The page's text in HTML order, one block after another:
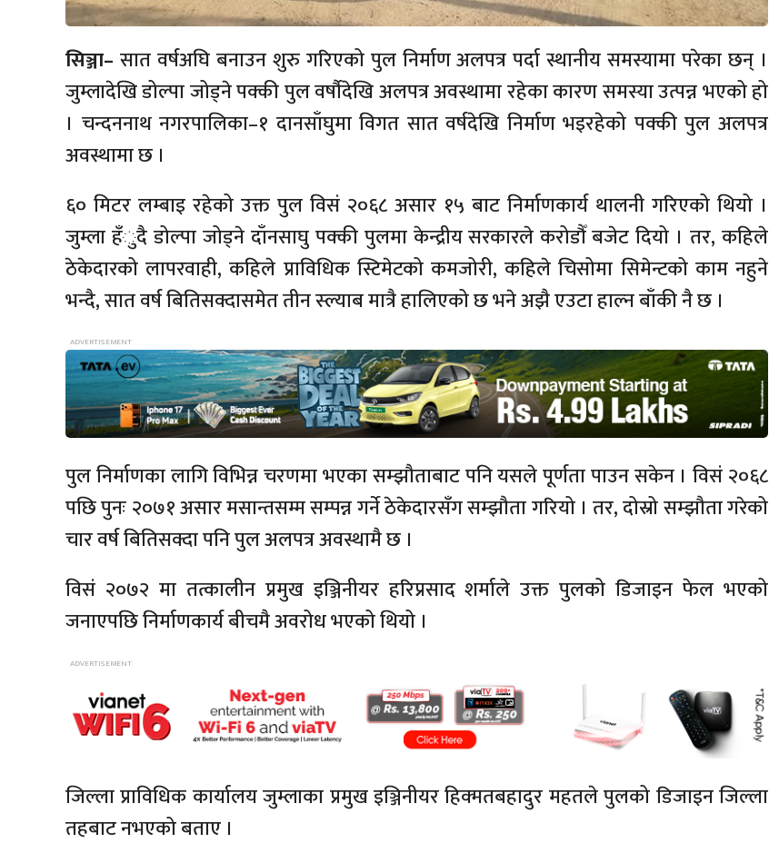
सिञ्जा– सात वर्षअघि बनाउन शुरु गरिएको पुल निर्माण अलपत्र पर्दा स्थानीय समस्यामा परेका छन् ।
जुम्लादेखि डोल्पा जोड्ने पक्की पुल वर्षौदेखि अलपत्र अवस्थामा रहेका कारण समस्या उत्पन्न भएको हो
। चन्दननाथ नगरपालिका–१ दानसाँघुमा विगत सात वर्षदेखि निर्माण भइरहेको पक्की पुल अलपत्र
अवस्थामा छ ।
६० मिटर लम्बाइ रहेको उक्त पुल विसं २०६८ असार १५ बाट निर्माणकार्य थालनी गरिएको थियो ।
जुम्ला हँुदै डोल्पा जोड्ने दाँनसाघु पक्की पुलमा केन्द्रीय सरकारले करोडौँ बजेट दियो । तर, कहिले
ठेकेदारको लापरवाही, कहिले प्राविधिक स्टिमेटको कमजोरी, कहिले चिसोमा सिमेन्टको काम नहुने
भन्दै, सात वर्ष बितिसक्दासमेत तीन स्ल्याब मात्रै हालिएको छ भने अझै एउटा हाल्न बाँकी नै छ ।
पुल निर्माणका लागि विभिन्न चरणमा भएका सम्झौताबाट पनि यसले पूर्णता पाउन सकेन । विसं २०६८
पछि पुनः २०७१ असार मसान्तसम्म सम्पन्न गर्ने ठेकेदारसँग सम्झौता गरियो । तर, दोस्रो सम्झौता गरेको
चार वर्ष बितिसक्दा पनि पुल अलपत्र अवस्थामै छ ।
विसं २०७२ मा तत्कालीन प्रमुख इञ्जिनीयर हरिप्रसाद शर्माले उक्त पुलको डिजाइन फेल भएको
जनाएपछि निर्माणकार्य बीचमै अवरोध भएको थियो ।
जिल्ला प्राविधिक कार्यालय जुम्लाका प्रमुख इञ्जिनीयर हिक्मतबहादुर महतले पुलको डिजाइन जिल्ला
तहबाट नभएको बताए ।